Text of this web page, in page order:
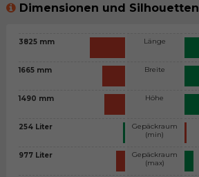
Dimensionen und Silhouetten
3825 mm
1665 mm
1490 mm
254 Liter
977 Liter
Länge
Breite
Höhe
Gepäckraum
(min)
Gepäckraum
(max)